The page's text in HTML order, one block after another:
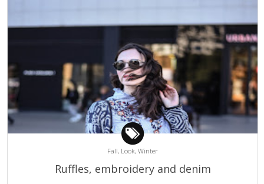
Fall, Look, Winter
Ruffles, embroidery and denim